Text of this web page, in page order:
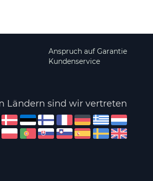
Anspruch auf Garantie
Kundenservice
Ländern sind wir vertreten